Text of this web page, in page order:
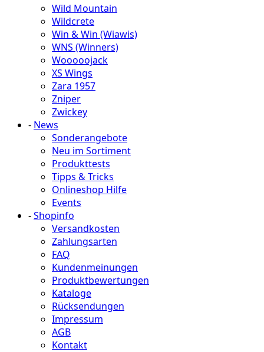
Wild Mountain
Wildcrete
Win & Win (Wiawis)
WNS (Winners)
Wooooojack
XS Wings
Zara 1957
Zniper
Zwickey
- News
Sonderangebote
Neu im Sortiment
Produkttests
Tipps & Tricks
Onlineshop Hilfe
Events
-Shopinfo
Versandkosten
Zahlungsarten
FAQ
Kundenmeinungen
Produktbewertungen
Kataloge
Rücksendungen
Impressum
AGB
Kontakt